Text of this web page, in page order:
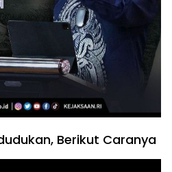
Berikut Caranya